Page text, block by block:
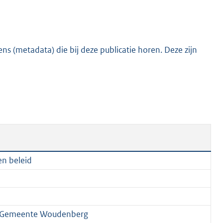
K
(metadata) die bij deze publicatie horen. Deze zijn
beleid
Woudenberg